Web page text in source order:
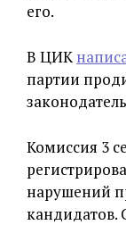
его.
В ЦИК
партии
Комиссия 3
нарушений
кандидатов.